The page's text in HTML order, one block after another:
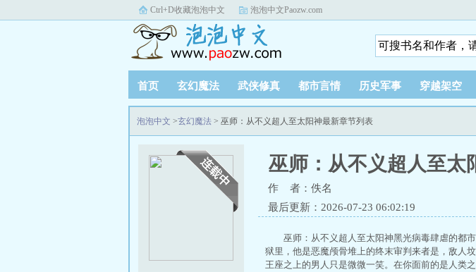
Ctrl+D收藏泡泡中文 泡泡中文Paozw.com
首页 玄幻魔法 武侠修真 都市言情 历史军事 穿越架空
泡泡中文 >玄幻魔法 > 巫师：从不义超人至太阳神最新章节列表
巫师：从不义超人至太
作 者：佚名
最后更新：2026-07-23 06:02:19
巫师：从不义超人至太阳神黑光病毒肆虐的都
狱里，他是恶魔颅骨堆上的终末审判来者是，敌人
王座之上的男人只是微微一笑。在你面前的是人类